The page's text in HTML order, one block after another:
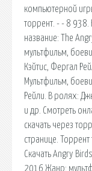
компьютерной
торрент. - - 8 938.
название: The
мультфильм,
Кэйтис, Фергал
Мультфильм,
Рейли. В ролях:
и др. Смотреть
скачать через
странице.
Скачать Angry
2016 Жанр: